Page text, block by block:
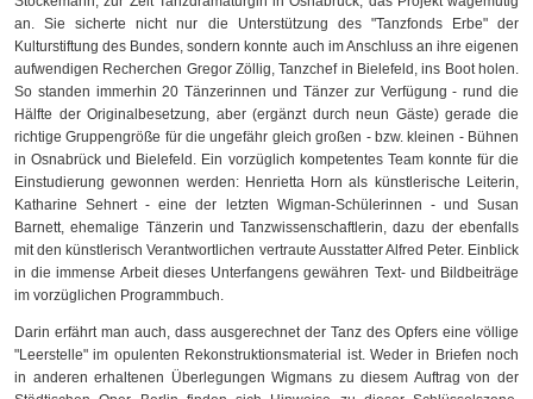
an. Sie sicherte nicht nur die Unterstützung des "Tanzfonds Erbe" der
Kulturstiftung des Bundes, sondern konnte auch im Anschluss an ihre eigenen
aufwendigen Recherchen Gregor Zöllig, Tanzchef in Bielefeld, ins Boot holen.
So standen immerhin 20 Tänzerinnen und Tänzer zur Verfügung - rund die
Hälfte der Originalbesetzung, aber (ergänzt durch neun Gäste) gerade die
richtige Gruppengröße für die ungefähr gleich großen - bzw. kleinen - Bühnen
in Osnabrück und Bielefeld. Ein vorzüglich kompetentes Team konnte für die
Einstudierung gewonnen werden: Henrietta Horn als künstlerische Leiterin,
Katharine Sehnert - eine der letzten Wigman-Schülerinnen - und Susan
Barnett, ehemalige Tänzerin und Tanzwissenschaftlerin, dazu der ebenfalls
mit den künstlerisch Verantwortlichen vertraute Ausstatter Alfred Peter. Einblick
in die immense Arbeit dieses Unterfangens gewähren Text- und Bildbeiträge
im vorzüglichen Programmbuch.
Darin erfährt man auch, dass ausgerechnet der Tanz des Opfers eine völlige
"Leerstelle" im opulenten Rekonstruktionsmaterial ist. Weder in Briefen noch
in anderen erhaltenen Überlegungen Wigmans zu diesem Auftrag von der